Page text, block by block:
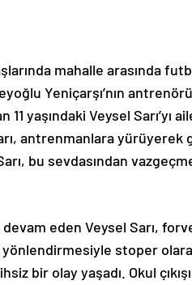
mahalle arasında
Yeniçarşı’nın
yaşındaki Veysel Sarı’yı
antrenmanlara yürüyerek
bu sevdasından
eden Veysel Sarı,
yönlendirmesiyle stoper
bir olay yaşadı. Okul